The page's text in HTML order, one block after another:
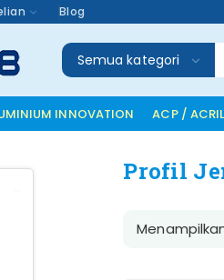
Blog
Semua kategori
INNOVATION ACP /
Profil